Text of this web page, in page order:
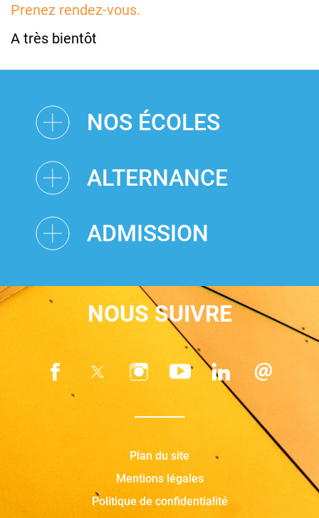
Prenez rendez-vous.
A très bientôt
NOS ÉCOLES
ALTERNANCE
ADMISSION
NOUS SUIVRE
Plan du site
Mentions légales
Politique de confidentialité